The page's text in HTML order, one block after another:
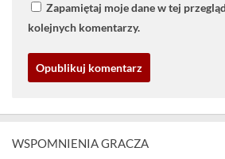
Zapamiętaj moje dane w tej
kolejnych komentarzy.
WSPOMNIENIA GRACZA